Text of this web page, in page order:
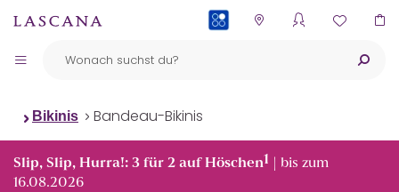
Bikinis Bandeau-Bikinis
Slip, Slip, Hurra!: 3 für 2 auf Höschen1 | bis zum
16.08.2026